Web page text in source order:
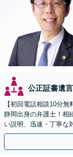
公正証書遺
【初回電話相談10分
静岡出身の弁護士！相
い説明、迅速・丁寧な
し、遺産相続をトータ